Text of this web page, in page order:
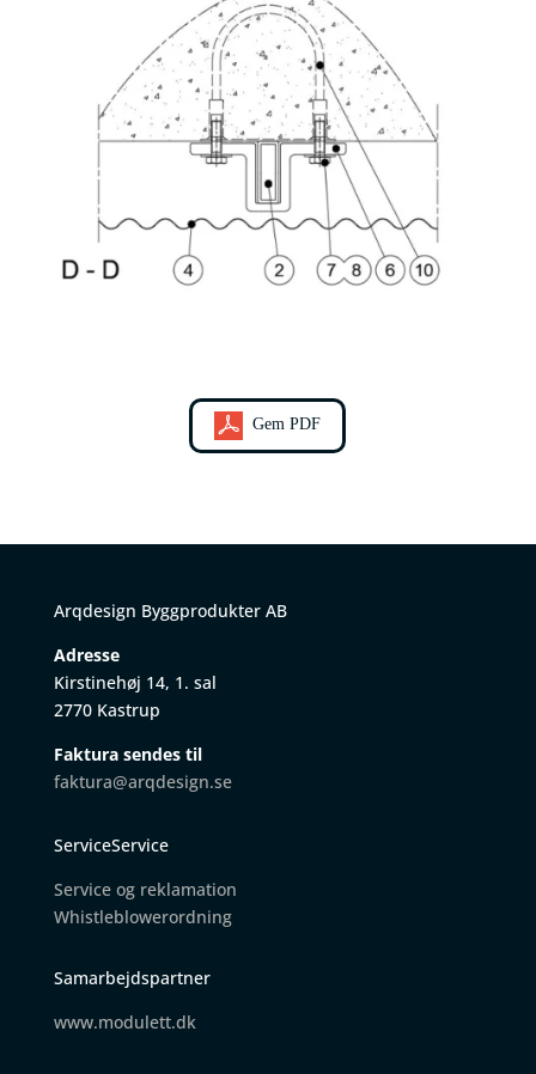
Gem PDF
Arqdesign Byggprodukter AB
Adresse
Kirstinehøj 14, 1. sal
2770 Kastrup
Faktura sendes til
faktura@arqdesign.se
ServiceService
Service og reklamation
Whistleblowerordning
Samarbejdspartner
www.modulett.dk